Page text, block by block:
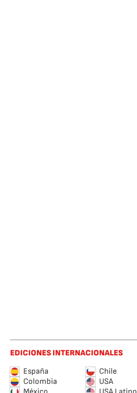
EDICIONES INTERNACIONALES
España
Chile
Colombia
USA